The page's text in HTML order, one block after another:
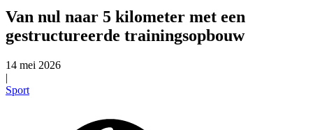
Van nul naar 5 kilometer met een
gestructureerde trainingsopbouw
14 mei 2026
|
Sport